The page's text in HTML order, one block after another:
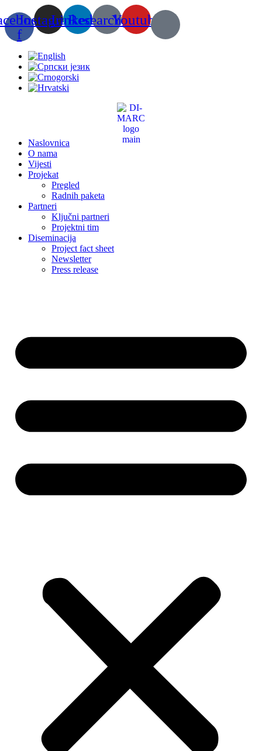
to
content
f
InstagramLinkedin
Researchgate
Youtube
Naslovnica
O nama
Vijesti
Projekat
Pregled
Radnih paketa
Partneri
Ključni partneri
Projektni tim
Diseminacija
Project fact sheet
Newsletter
Press release